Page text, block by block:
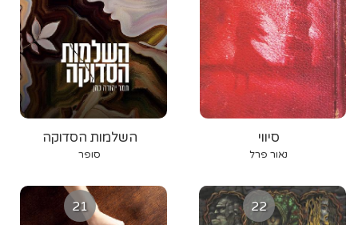
השלמות הסדוקה
סופר
סיווי
נאור פרל
21 22